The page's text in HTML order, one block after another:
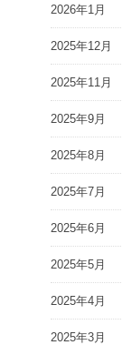
2026年1月
2025年12月
2025年11月
2025年9月
2025年8月
2025年7月
2025年6月
2025年5月
2025年4月
2025年3月